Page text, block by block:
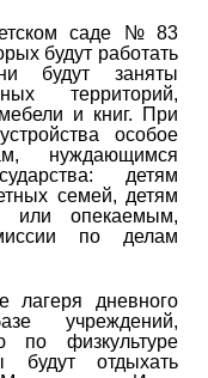
саде № 83
будут работать
будут заняты
территорий,
и книг. При
особое
нуждающимся
детям
семей, детям
или опекаемым,
по делам
лагеря дневного
учреждений,
по физкультуре
отдыхать